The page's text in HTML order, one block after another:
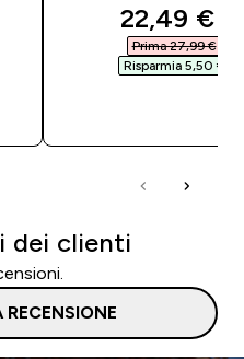
22,49 €‎
Prima 27,99 €‎
Risparmia 5,50 €‎
dei clienti
RECENSIONE